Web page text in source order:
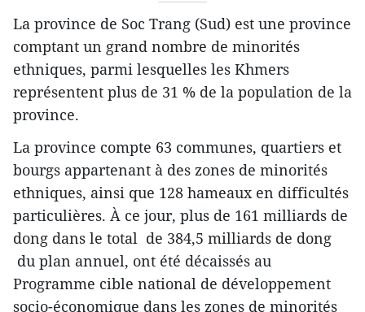
La province de Soc Trang (Sud) est une province
comptant un grand nombre de minorités
ethniques, parmi lesquelles les Khmers
représentent plus de 31 % de la population de la
province.
La province compte 63 communes, quartiers et
bourgs appartenant à des zones de minorités
ethniques, ainsi que 128 hameaux en difficultés
particulières. À ce jour, plus de 161 milliards de
dong dans le total de 384,5 milliards de dong
du plan annuel, ont été décaissés au
Programme cible national de développement
socio-économique dans les zones de minorités